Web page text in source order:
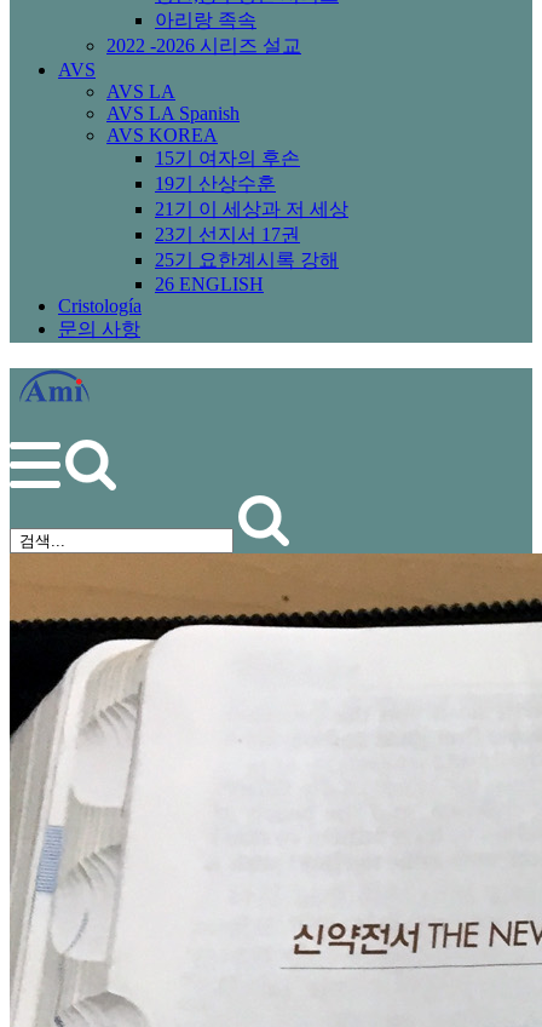
아리랑 족속
2022 -2026 시리즈 설교
AVS
AVS LA
AVS LA Spanish
AVS KOREA
15기 여자의 후손
19기 산상수훈
21기 이 세상과 저 세상
23기 선지서 17권
25기 요한계시록 강해
26 ENGLISH
Cristología
문의 사항